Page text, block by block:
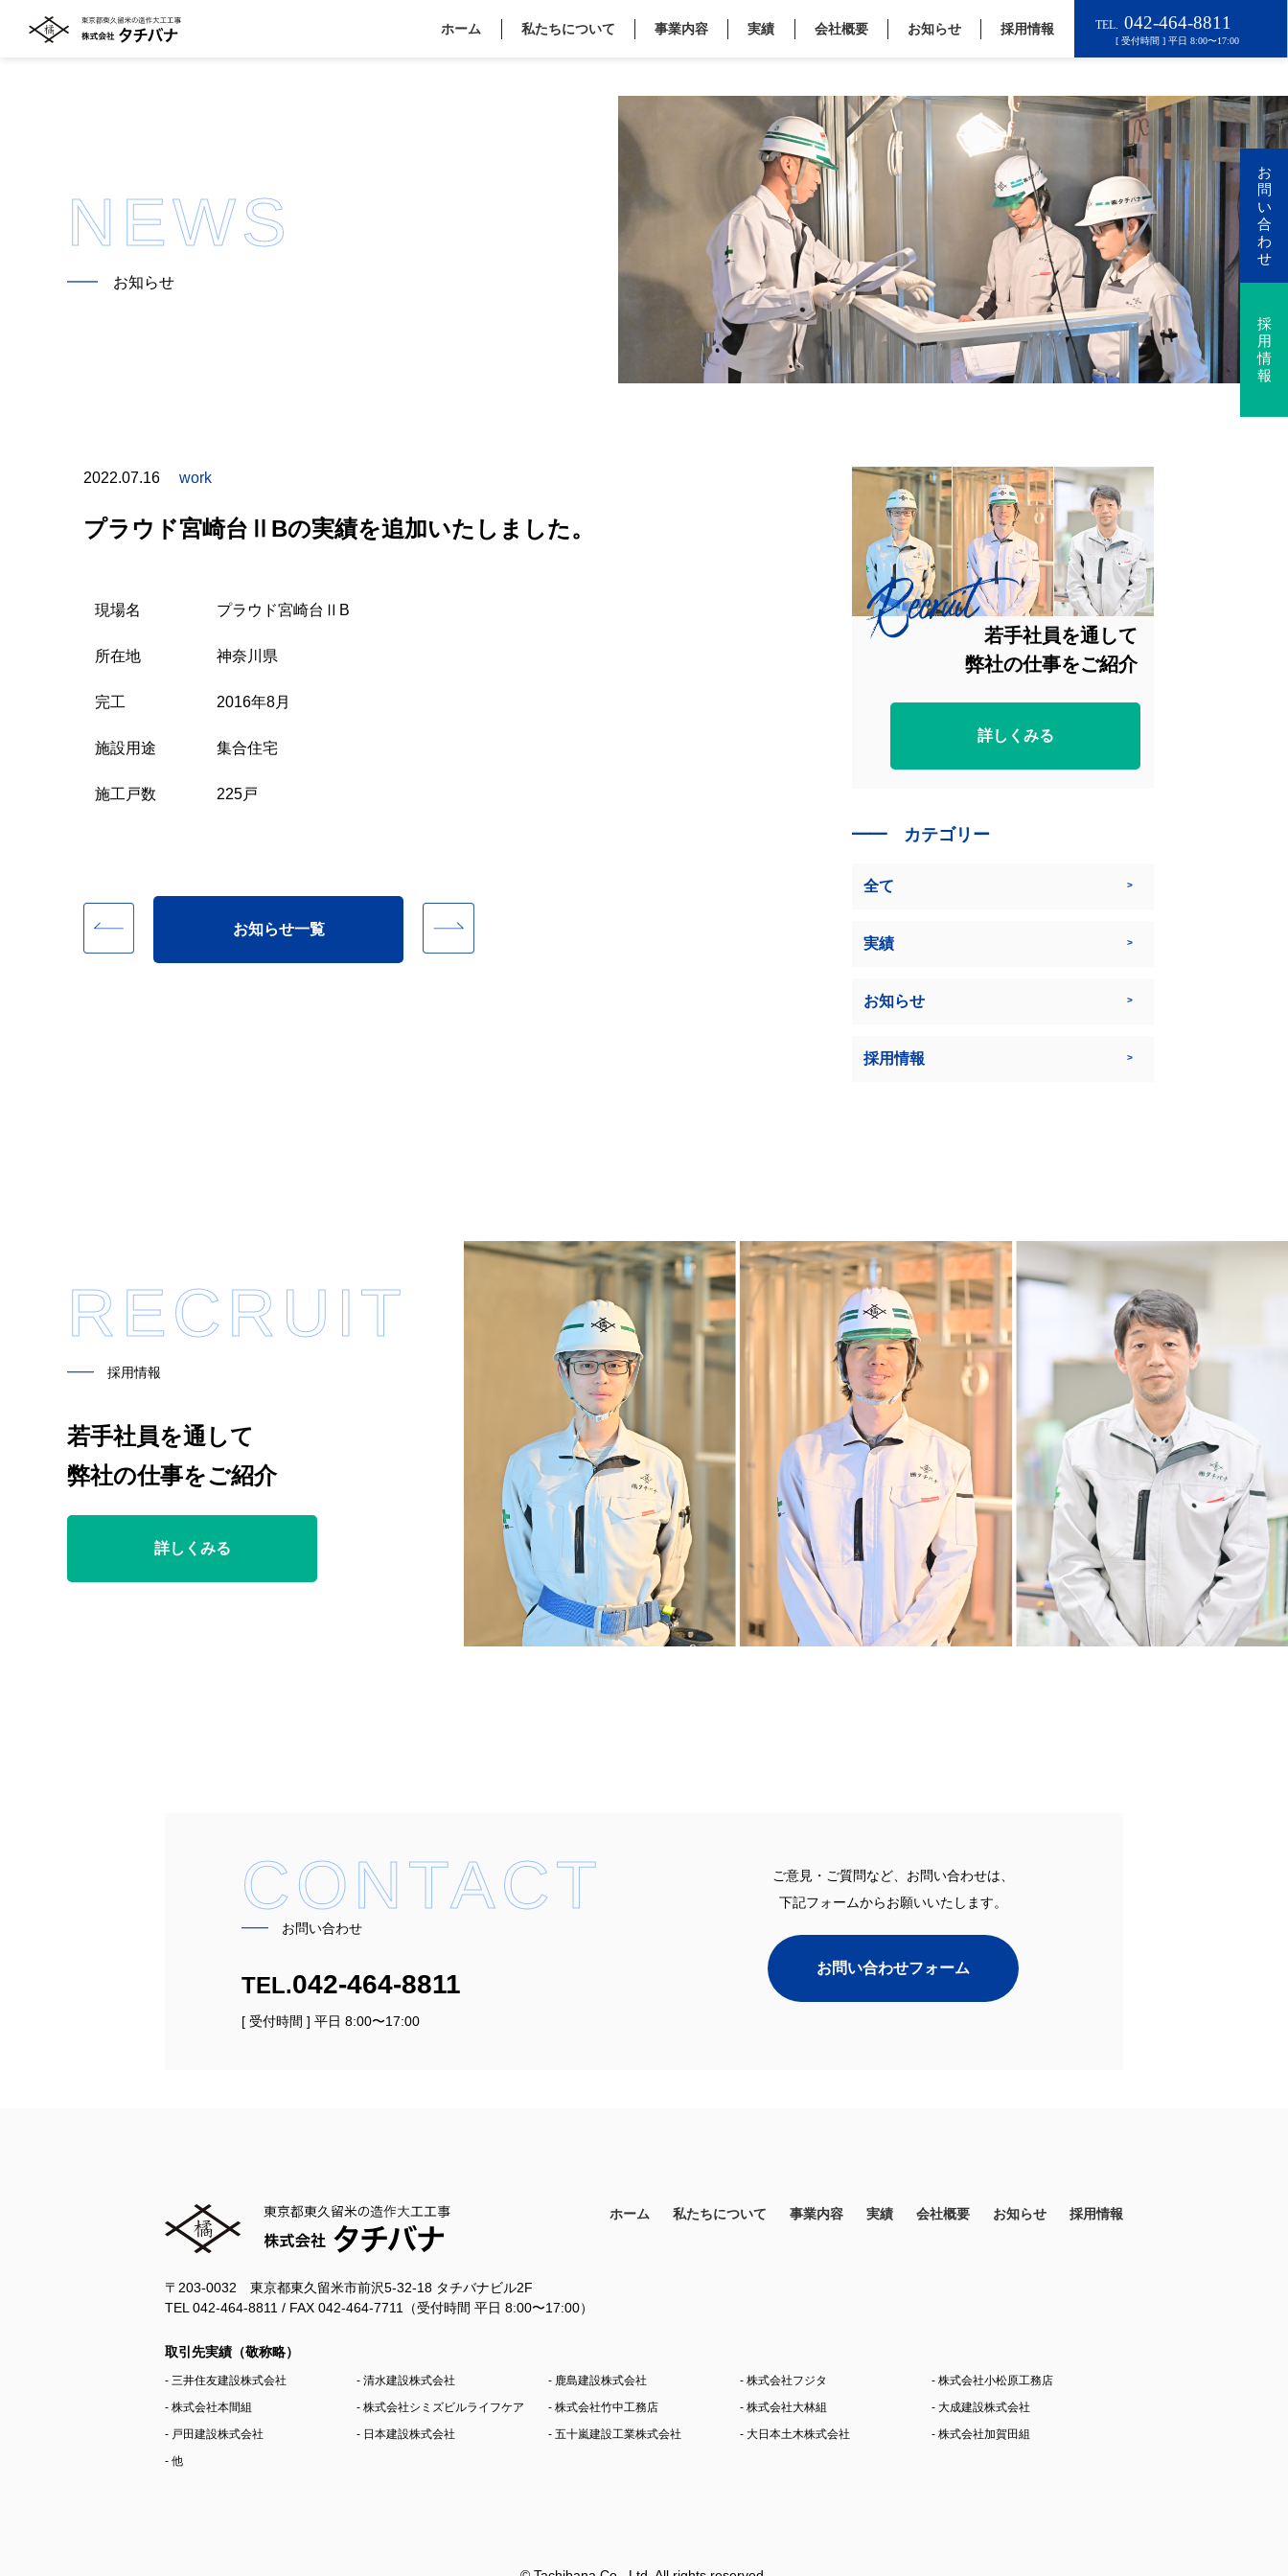
ホーム 私たちについて 事業内容 実績 会社概要 お知らせ 採用情報
お
問
い
合
わ
せ
採
用
情
報
NEWS
━━ お知らせ
2022.07.16 work
プラウド宮崎台ⅡBの実績を追加いたしました。
現場名 プラウド宮崎台ⅡB
所在地 神奈川県
完工 2016年8月
施設用途 集合住宅
施工戸数 225戸
お知らせ一覧
若手社員を通して
弊社の仕事をご紹介
詳しくみる
━━カテゴリー
全て
実績
お知らせ
採用情報
RECRUIT
━━ 採用情報
若手社員を通して
弊社の仕事をご紹介
詳しくみる
CONTACT
━━ お問い合わせ
TEL.042-464-8811
[ 受付時間 ] 平日 8:00〜17:00
ご意見・ご質問など、お問い合わせは、
下記フォームからお願いいたします。
お問い合わせフォーム
ホーム 私たちについて 事業内容 実績 会社概要 お知らせ 採用情報
〒203-0032 東京都東久留米市前沢5-32-18 タチバナビル2F
TEL 042-464-8811 / FAX 042-464-7711（受付時間 平日 8:00〜17:00）
取引先実績（敬称略）
- 三井住友建設株式会社 - 清水建設株式会社 - 鹿島建設株式会社 - 株式会社フジタ
- 株式会社小松原工務店
- 株式会社本間組
- 株式会社シミズビルライフケア - 株式会社竹中工務店 - 株式会社大林組
- 大成建設株式会社
- 戸田建設株式会社
- 日本建設株式会社 - 五十嵐建設工業株式会社 - 大日本土木株式会社
- 株式会社加賀田組
- 他